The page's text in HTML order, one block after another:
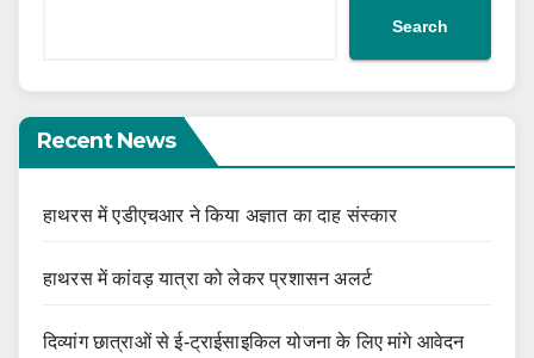
Search
Recent News
हाथरस में एडीएचआर ने किया अज्ञात का दाह संस्कार
हाथरस में कांवड़ यात्रा को लेकर प्रशासन अलर्ट
दिव्यांग छात्राओं से ई-ट्राईसाइकिल योजना के लिए मांगे आवेदन